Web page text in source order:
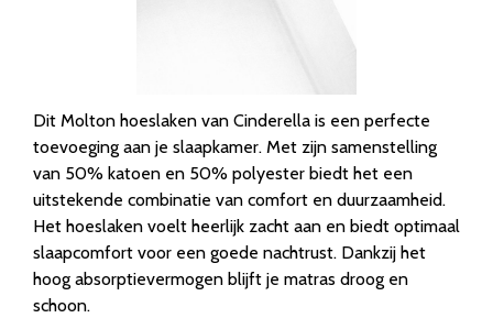
Dit Molton hoeslaken van Cinderella is een perfecte
toevoeging aan je slaapkamer. Met zijn samenstelling
van 50% katoen en 50% polyester biedt het een
uitstekende combinatie van comfort en duurzaamheid.
Het hoeslaken voelt heerlijk zacht aan en biedt optimaal
slaapcomfort voor een goede nachtrust. Dankzij het
hoog absorptievermogen blijft je matras droog en
schoon.